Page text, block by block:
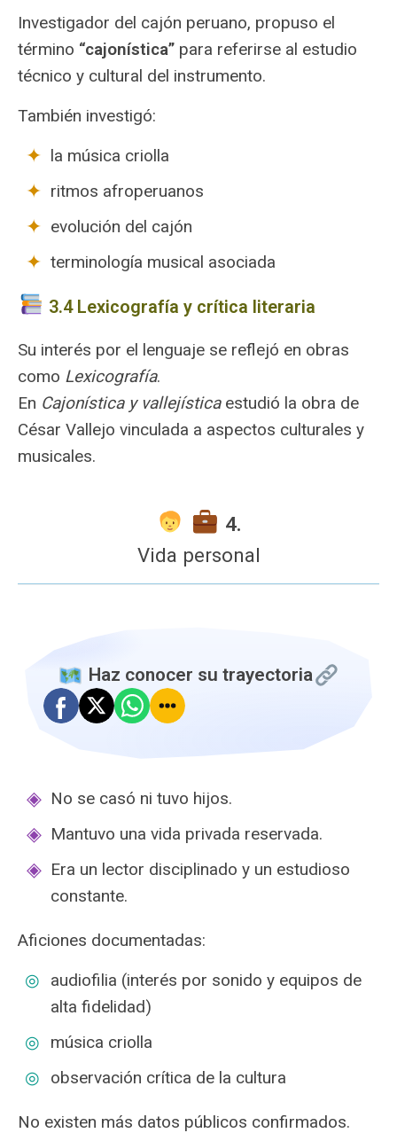
Investigador del cajón peruano, propuso el
término “cajonística” para referirse al estudio
técnico y cultural del instrumento.
También investigó:
la música criolla
ritmos afroperuanos
evolución del cajón
terminología musical asociada
3.4 Lexicografía y crítica literaria
Su interés por el lenguaje se reflejó en obras
como Lexicografía.
En Cajonística y vallejísticaestudió la obra de
César Vallejo vinculada a aspectos culturales y
musicales.
4.
Vida personal
️ Haz conocer su trayectoria
No se casó ni tuvo hijos.
Mantuvo una vida privada reservada.
Era un lector disciplinado y un estudioso
constante.
Aficiones documentadas:
audiofilia (interés por sonido y equipos de
alta fidelidad)
música criolla
observación crítica de la cultura
No existen más datos públicos confirmados.